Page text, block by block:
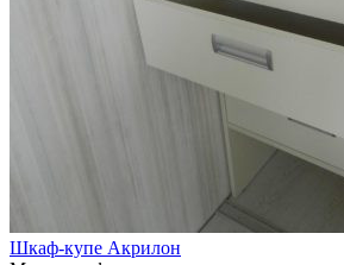
Шкаф-купе Акрилон